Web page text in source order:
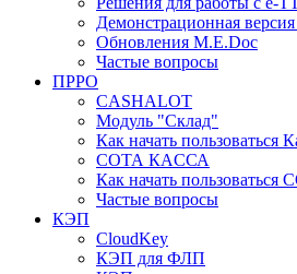
Демонстрационная
Обновления M.E.Doc
Частые вопросы
ПРРО
CASHALOT
Модуль "Склад"
Как начать пользоваться
СОТА КАCСА
Как начать пользоваться
Частые вопросы
КЭП
CloudKey
КЭП для ФЛП